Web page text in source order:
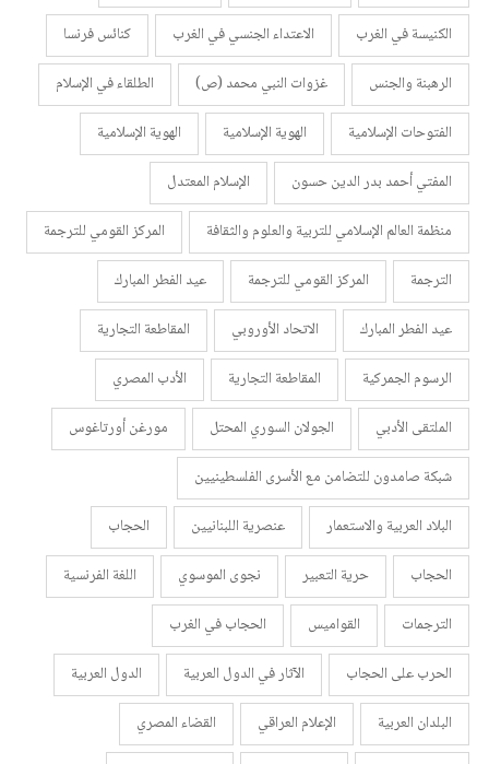
الكنيسة في الغرب
الاعتداء الجنسي في الغرب
كنائس فرنسا
الرهبنة والجنس
غزوات النبي محمد (ص)
الطلقاء في الإسلام
الفتوحات الإسلامية
الهوية الإسلامية
الهوية الإسلامية
المفتي أحمد بدر الدين حسون
الإسلام المعتدل
منظمة العالم الإسلامي للتربية والعلوم والثقافة
المركز القومي للترجمة
الترجمة
المركز القومي للترجمة
عيد الفطر المبارك
عيد الفطر المبارك
الاتحاد الأوروبي
المقاطعة التجارية
الرسوم الجمركية
المقاطعة التجارية
الأدب المصري
الملتقى الأدبي
الجولان السوري المحتل
مورغن أورتاغوس
شبكة صامدون للتضامن مع الأسرى الفلسطينيين
البلاد العربية والاستعمار
عنصرية اللبنانيين
الحجاب
الحجاب
حرية التعبير نجوى الموسوي
اللغة الفرنسية
الترجمات
القواميس
الحجاب في الغرب
الحرب على الحجاب
الآثار في الدول العربية
الدول العربية
البلدان العربية
الإعلام العراقي
القضاء المصري